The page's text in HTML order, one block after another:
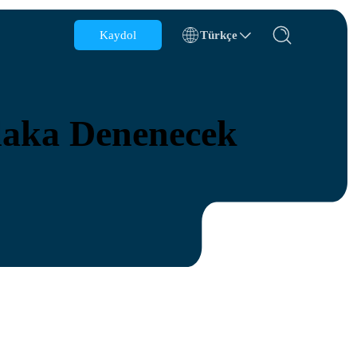
Kaydol Türkçe
Şili Çin
Denenecek